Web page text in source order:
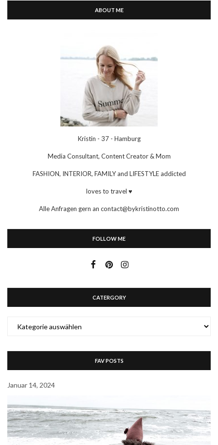
ABOUT ME
Kristin - 37 - Hamburg
Media Consultant, Content Creator & Mom
FASHION, INTERIOR, FAMILY and LIFESTYLE addicted
loves to travel ♥
Alle Anfragen gern an contact@bykristinotto.com
FOLLOW ME
CATERGORY
FAV POSTS
Januar 14, 2024